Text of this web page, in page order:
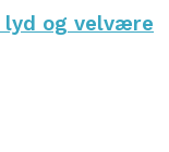
lyd og velvære